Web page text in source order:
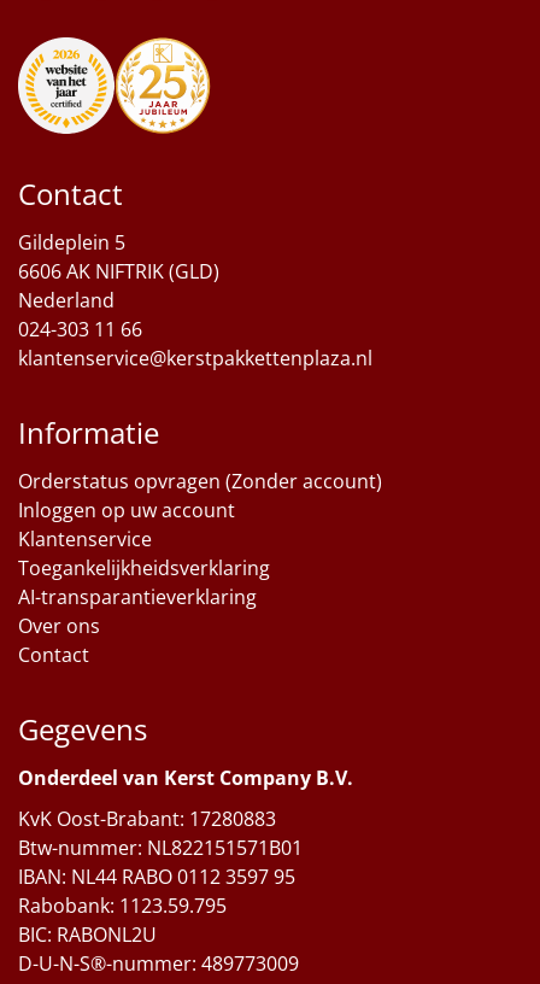
Contact
Gildeplein 5
6606 AK NIFTRIK (GLD)
Nederland
024-303 11 66
klantenservice@kerstpakkettenplaza.nl
Informatie
Orderstatus opvragen (Zonder account)
Inloggen op uw account
Klantenservice
Toegankelijkheidsverklaring
AI-transparantieverklaring
Over ons
Contact
Gegevens
Onderdeel van Kerst Company B.V.
KvK Oost-Brabant: 17280883
Btw-nummer: NL822151571B01
IBAN: NL44 RABO 0112 3597 95
Rabobank: 1123.59.795
BIC: RABONL2U
D-U-N-S®-nummer: 489773009